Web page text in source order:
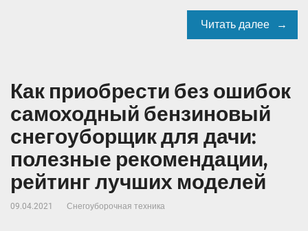
Читать далее
Как приобрести без ошибок
самоходный бензиновый
снегоуборщик для дачи:
полезные рекомендации,
рейтинг лучших моделей
09.04.2021 Снегоуборочная техника